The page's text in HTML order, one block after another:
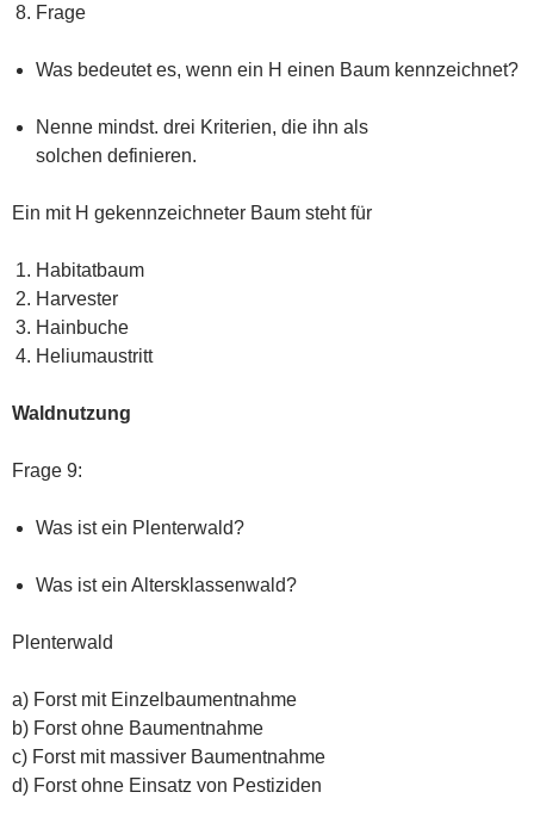
Frage
Was bedeutet es, wenn ein H einen Baum kennzeichnet?
Nenne mindst. drei Kriterien, die ihn als
solchen definieren.
Ein mit H gekennzeichneter Baum steht für
Habitatbaum
Harvester
Hainbuche
Heliumaustritt
Waldnutzung
Frage 9:
Was ist ein Plenterwald?
Was ist ein Altersklassenwald?
Plenterwald
a) Forst mit Einzelbaumentnahme
b) Forst ohne Baumentnahme
c) Forst mit massiver Baumentnahme
d) Forst ohne Einsatz von Pestiziden